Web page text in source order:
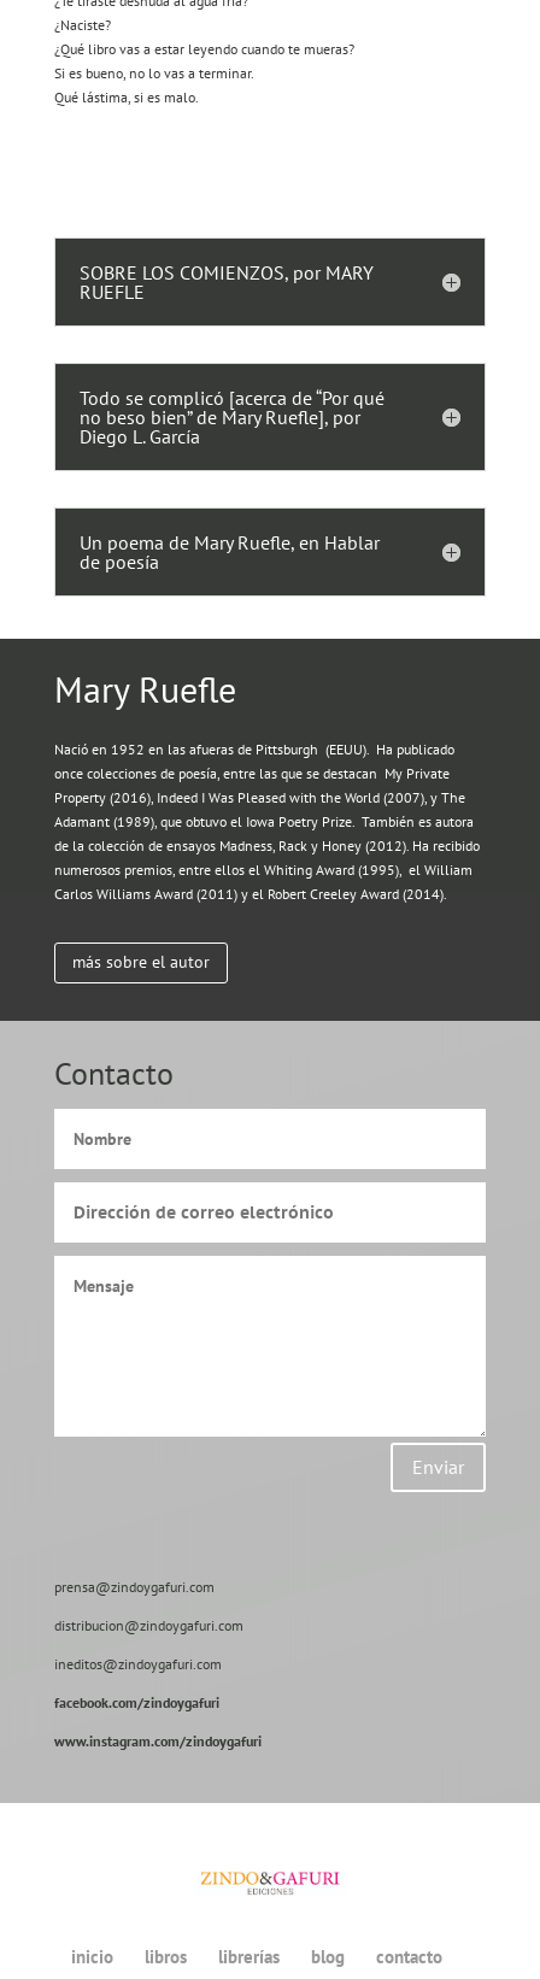
¿Naciste?
¿Qué libro vas a estar leyendo cuando te mueras?
Si es bueno, no lo vas a terminar.
Qué lástima, si es malo.
SOBRE LOS COMIENZOS, por MARY
RUEFLE
Todo se complicó [acerca de “Por qué
no beso bien” de Mary Ruefle], por
Diego L. García
Un poema de Mary Ruefle, en Hablar
de poesía
Mary Ruefle
Nació en 1952 en las afueras de Pittsburgh (EEUU). Ha publicado
once colecciones de poesía, entre las que se destacan My Private
Property (2016), Indeed I Was Pleased with the World (2007), y The
Adamant (1989), que obtuvo el Iowa Poetry Prize. También es autora
de la colección de ensayos Madness, Rack y Honey (2012). Ha recibido
numerosos premios, entre ellos el Whiting Award (1995), el William
Carlos Williams Award (2011) y el Robert Creeley Award (2014).
más sobre el autor
Contacto
Enviar
prensa@zindoygafuri.com
distribucion@zindoygafuri.com
ineditos@zindoygafuri.com
facebook.com/zindoygafuri
www.instagram.com/zindoygafuri
inicio libros librerías blog contacto